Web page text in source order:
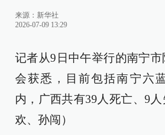
来源： 新华社
2026-07-09 13:29
记者从9日中午举行的南宁
会获悉，目前包括南宁六
内，广西共有39人死亡、9
欢、孙闯）